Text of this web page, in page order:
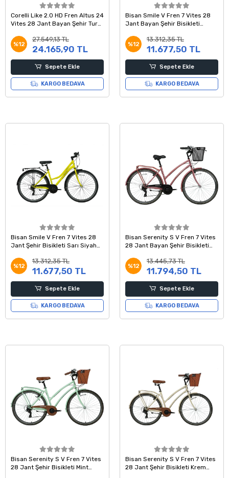
Corelli Like 2.0 HD Fren Altus 24
Vites 28 Jant Bayan Şehir Tur
%12
27.549,13 TL
24.165,90 TL
Sepete Ekle
KARGO BEDAVA
Bisan Smile V Fren 7 Vites 28
Jant Bayan Şehir Bisikleti
%12
13.312,35 TL
11.677,50 TL
Sepete Ekle
KARGO BEDAVA
Bisan Smile V Fren 7 Vites 28
Jant Şehir Bisikleti Sarı Siyah
%12
13.312,35 TL
11.677,50 TL
Sepete Ekle
KARGO BEDAVA
Bisan Serenity S V Fren 7 Vites
28 Jant Bayan Şehir Bisikleti
%12
13.445,73 TL
11.794,50 TL
Sepete Ekle
KARGO BEDAVA
Bisan Serenity S V Fren 7 Vites
28 Jant Şehir Bisikleti Mint
Bisan Serenity S V Fren 7 Vites
28 Jant Şehir Bisikleti Krem